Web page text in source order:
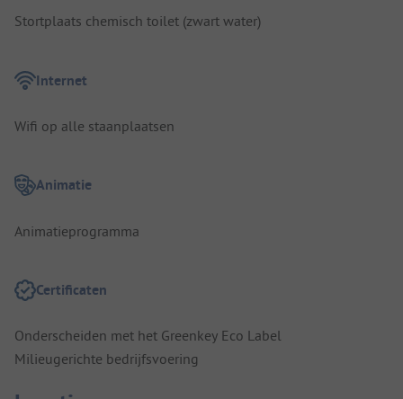
Stortplaats chemisch toilet (zwart water)
Internet
Wifi op alle staanplaatsen
Animatie
Animatieprogramma
Certificaten
Onderscheiden met het Greenkey Eco Label
Milieugerichte bedrijfsvoering